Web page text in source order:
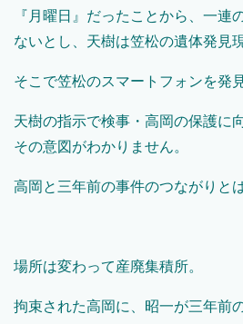
『月曜日』だったことから、一連
ないとし、天樹は笠松の遺体発見
そこで笠松のスマートフォンを発
天樹の指示で検事・高岡の保護に
その意図がわかりません。
高岡と三年前の事件のつながりと
場所は変わって産廃集積所。
拘束された高岡に、昭一が三年前